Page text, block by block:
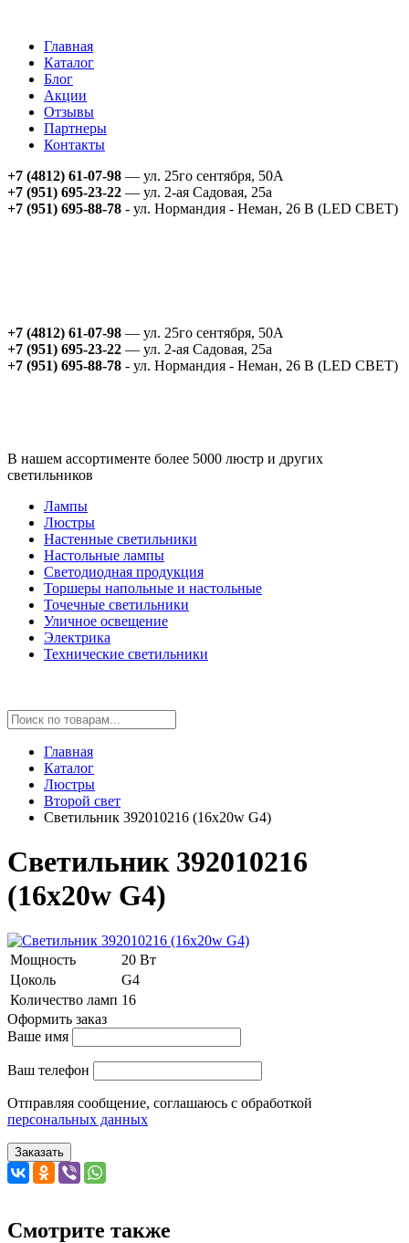
Главная
Каталог
Блог
Акции
Отзывы
Партнеры
Контакты
+7 (4812) 61-07-98 — ул. 25го сентября, 50А
+7 (951) 695-23-22 — ул. 2-ая Садовая, 25а
+7 (951) 695-88-78 - ул. Нормандия - Неман, 26 В (LED СВЕТ)
+7 (4812) 61-07-98 — ул. 25го сентября, 50А
+7 (951) 695-23-22 — ул. 2-ая Садовая, 25а
+7 (951) 695-88-78 - ул. Нормандия - Неман, 26 В (LED СВЕТ)
В нашем ассортименте более 5000 люстр и других
светильников
Лампы
Люстры
Настенные светильники
Настольные лампы
Светодиодная продукция
Торшеры напольные и настольные
Точечные светильники
Уличное освещение
Электрика
Технические светильники
Главная
Каталог
Люстры
Второй свет
Светильник 392010216 (16x20w G4)
Светильник 392010216
(16x20w G4)
Мощность
20 Вт
Цоколь
G4
Количество ламп 16
Оформить заказ
Ваше имя
Ваш телефон
Отправляя сообщение, соглашаюсь с обработкой
персональных данных
Заказать
Смотрите также